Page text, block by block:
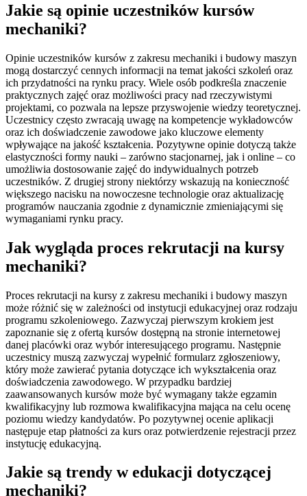
Jakie są opinie uczestników kursów
mechaniki?
Opinie uczestników kursów z zakresu mechaniki i budowy maszyn
mogą dostarczyć cennych informacji na temat jakości szkoleń oraz
ich przydatności na rynku pracy. Wiele osób podkreśla znaczenie
praktycznych zajęć oraz możliwości pracy nad rzeczywistymi
projektami, co pozwala na lepsze przyswojenie wiedzy teoretycznej.
Uczestnicy często zwracają uwagę na kompetencje wykładowców
oraz ich doświadczenie zawodowe jako kluczowe elementy
wpływające na jakość kształcenia. Pozytywne opinie dotyczą także
elastyczności formy nauki – zarówno stacjonarnej, jak i online – co
umożliwia dostosowanie zajęć do indywidualnych potrzeb
uczestników. Z drugiej strony niektórzy wskazują na konieczność
większego nacisku na nowoczesne technologie oraz aktualizację
programów nauczania zgodnie z dynamicznie zmieniającymi się
wymaganiami rynku pracy.
Jak wygląda proces rekrutacji na kursy
mechaniki?
Proces rekrutacji na kursy z zakresu mechaniki i budowy maszyn
może różnić się w zależności od instytucji edukacyjnej oraz rodzaju
programu szkoleniowego. Zazwyczaj pierwszym krokiem jest
zapoznanie się z ofertą kursów dostępną na stronie internetowej
danej placówki oraz wybór interesującego programu. Następnie
uczestnicy muszą zazwyczaj wypełnić formularz zgłoszeniowy,
który może zawierać pytania dotyczące ich wykształcenia oraz
doświadczenia zawodowego. W przypadku bardziej
zaawansowanych kursów może być wymagany także egzamin
kwalifikacyjny lub rozmowa kwalifikacyjna mająca na celu ocenę
poziomu wiedzy kandydatów. Po pozytywnej ocenie aplikacji
następuje etap płatności za kurs oraz potwierdzenie rejestracji przez
instytucję edukacyjną.
Jakie są trendy w edukacji dotyczącej
mechaniki?